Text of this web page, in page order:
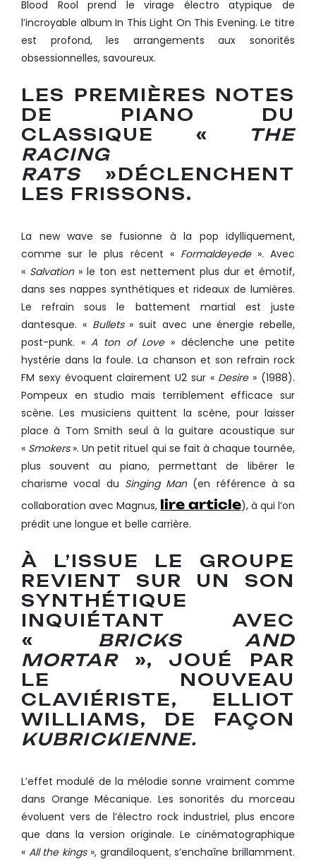
Blood Rool prend le virage électro atypique de
l’incroyable album In This Light On This Evening. Le titre
est profond, les arrangements aux sonorités
obsessionnelles, savoureux.
LES PREMIÈRES NOTES
DE PIANO DU
CLASSIQUE «
THE
RACING
RATS»DÉCLENCHENT
LES FRISSONS.
La new wave se fusionne à la pop idylliquement,
comme sur le plus récent « Formaldeyede ». Avec
« Salvation» le ton est nettement plus dur et émotif,
dans ses nappes synthétiques et rideaux de lumières.
Le refrain sous le battement martial est juste
dantesque. « Bullets» suit avec une énergie rebelle,
post-punk. «A ton of Love» déclenche une petite
hystérie dans la foule. La chanson et son refrain rock
FM sexy évoquent clairement U2 sur « Desire» (1988).
Pompeux en studio mais terriblement efficace sur
scène. Les musiciens quittent la scène, pour laisser
place à Tom Smith seul à la guitare acoustique sur
« Smokers». Un petit rituel qui se fait à chaque tournée,
plus souvent au piano, permettant de libérer le
charisme vocal du Singing Man (en référence à sa
collaboration avec Magnus, lire article), à qui l’on
prédit une longue et belle carrière.
À L’ISSUE LE GROUPE
REVIENT SUR UN SON
SYNTHÉTIQUE
INQUIÉTANT AVEC
« BRICKS AND
MORTAR», JOUÉ PAR
LE NOUVEAU
CLAVIÉRISTE, ELLIOT
WILLIAMS, DE FAÇON
KUBRICKIENNE.
L’effet modulé de la mélodie sonne vraiment comme
dans Orange Mécanique. Les sonorités du morceau
évoluent vers de l’électro rock industriel, plus encore
que dans la version originale. Le cinématographique
« All the kings», grandiloquent, s’enchaîne brillamment.